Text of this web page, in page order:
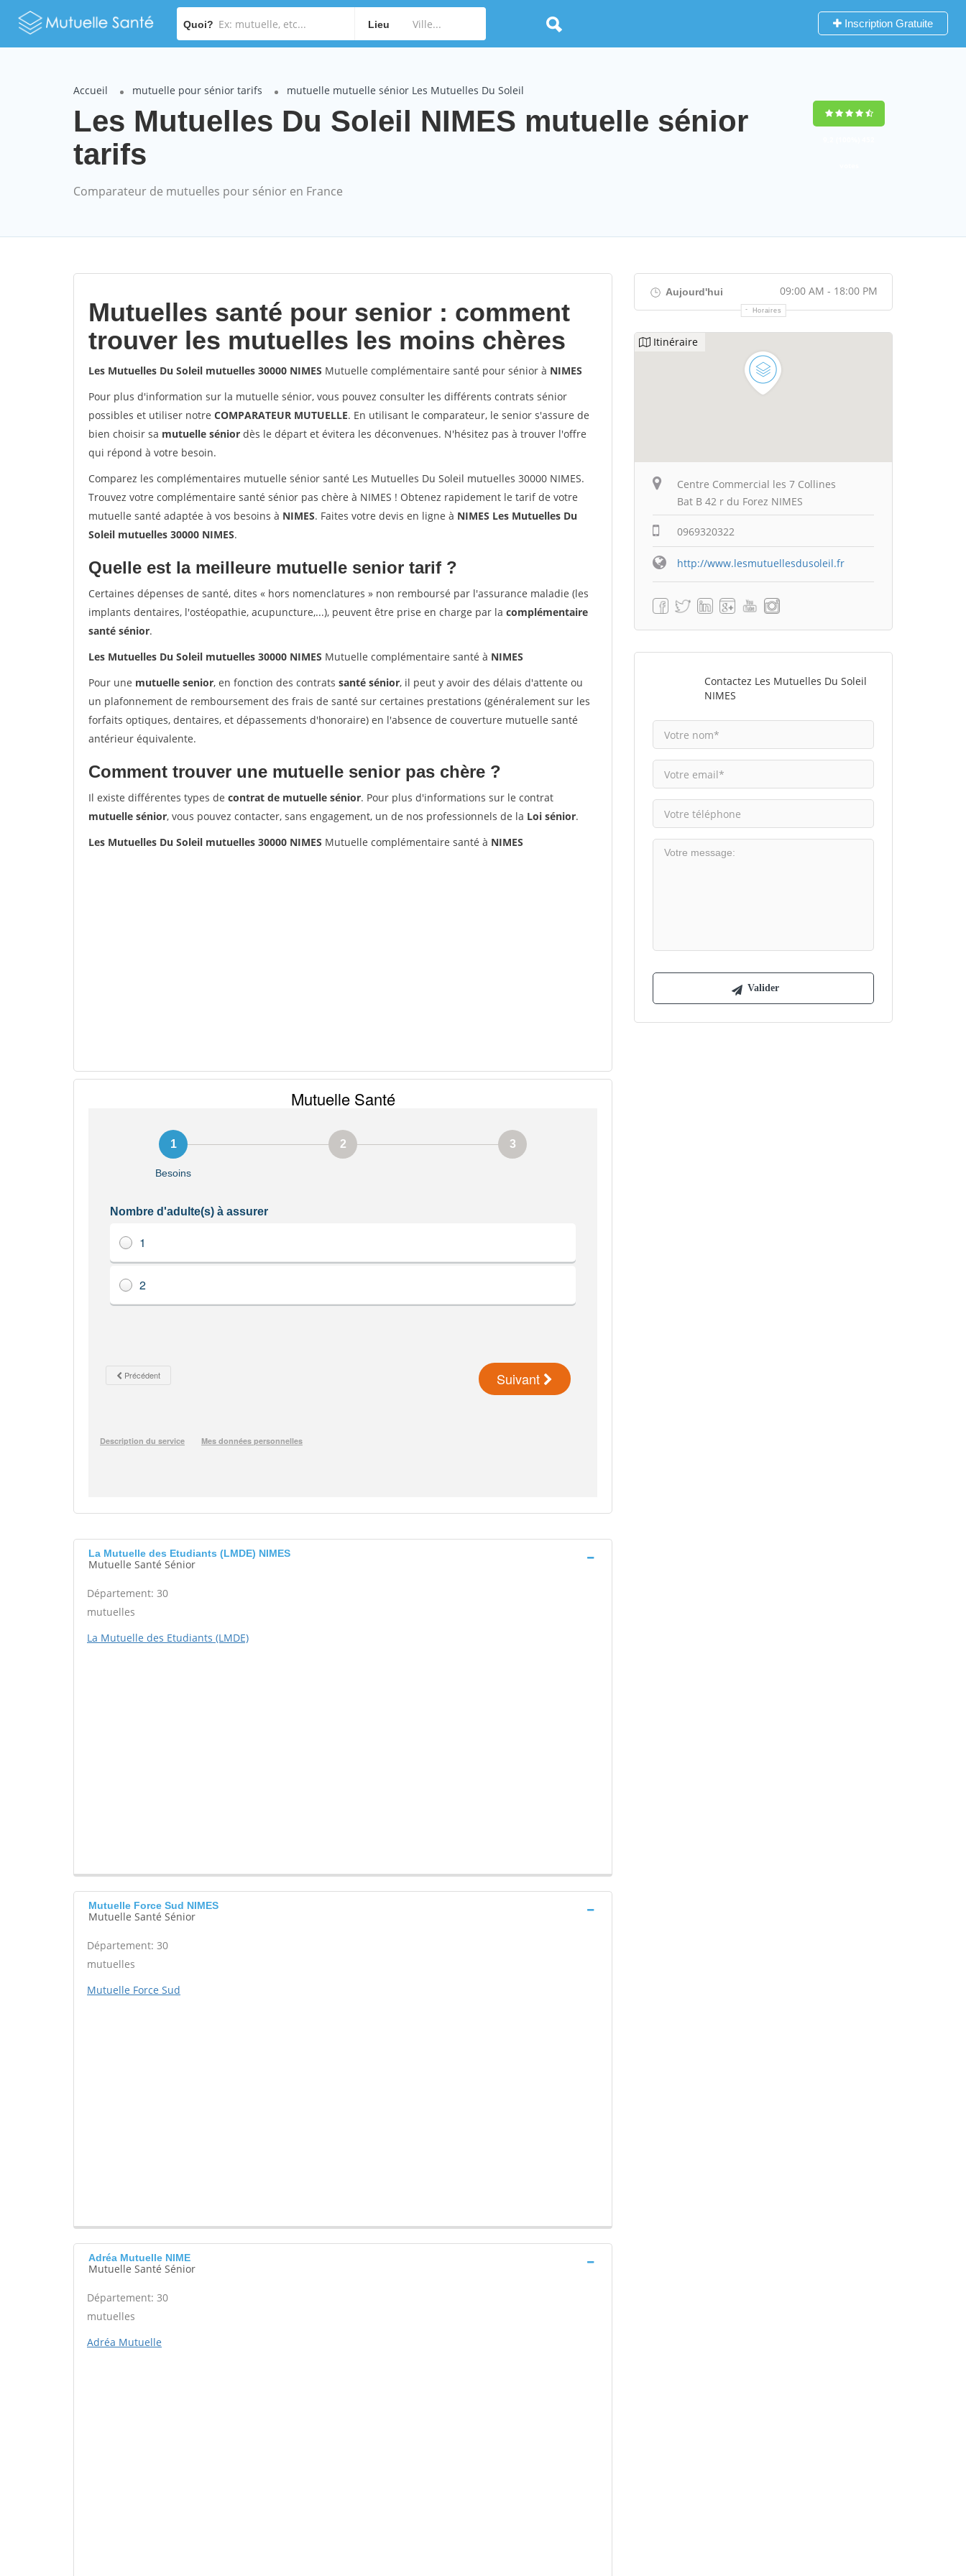
Quoi? Lieu Inscription Gratuite
Accueil mutuelle pour sénior tarifs mutuelle mutuelle sénior Les Mutuelles Du Soleil
Les Mutuelles Du Soleil NIMES mutuelle sénior
tarifs
Comparateur de mutuelles pour sénior en France
Mutuelles santé pour senior : comment
trouver les mutuelles les moins chères
Les Mutuelles Du Soleil mutuelles 30000 NIMES Mutuelle complémentaire santé pour sénior à NIMES
Pour plus d'information sur la mutuelle sénior, vous pouvez consulter les différents contrats sénior
possibles et utiliser notre COMPARATEUR MUTUELLE. En utilisant le comparateur, le senior s'assure de
bien choisir sa mutuelle sénior dès le départ et évitera les déconvenues. N'hésitez pas à trouver l'offre
qui répond à votre besoin.
Comparez les complémentaires mutuelle sénior santé Les Mutuelles Du Soleil mutuelles 30000 NIMES.
Trouvez votre complémentaire santé sénior pas chère à NIMES ! Obtenez rapidement le tarif de votre
mutuelle santé adaptée à vos besoins à NIMES. Faites votre devis en ligne à NIMES Les Mutuelles Du
Soleil mutuelles 30000 NIMES.
Quelle est la meilleure mutuelle senior tarif ?
Certaines dépenses de santé, dites « hors nomenclatures » non remboursé par l'assurance maladie (les
implants dentaires, l'ostéopathie, acupuncture,...), peuvent être prise en charge par la complémentaire
santé sénior.
Les Mutuelles Du Soleil mutuelles 30000 NIMES Mutuelle complémentaire santé à NIMES
Pour une mutuelle senior, en fonction des contrats santé sénior, il peut y avoir des délais d'attente ou
un plafonnement de remboursement des frais de santé sur certaines prestations (généralement sur les
forfaits optiques, dentaires, et dépassements d'honoraire) en l'absence de couverture mutuelle santé
antérieur équivalente.
Comment trouver une mutuelle senior pas chère ?
Il existe différentes types de contrat de mutuelle sénior. Pour plus d'informations sur le contrat
mutuelle sénior, vous pouvez contacter, sans engagement, un de nos professionnels de la Loi sénior.
Les Mutuelles Du Soleil mutuelles 30000 NIMES Mutuelle complémentaire santé à NIMES
La Mutuelle des Etudiants (LMDE) NIMES
Mutuelle Santé Sénior
Département: 30
mutuelles
La Mutuelle des Etudiants (LMDE)
Mutuelle Force Sud NIMES
Mutuelle Santé Sénior
Département: 30
mutuelles
Mutuelle Force Sud
Adréa Mutuelle NIME
Mutuelle Santé Sénior
Département: 30
mutuelles
Adréa Mutuelle
Aujourd'hui 09:00 AM - 18:00 PM
Horaires
Itinéraire
Centre Commercial les 7 Collines
Bat B 42 r du Forez NIMES
0969320322
http://www.lesmutuellesdusoleil.fr
Contactez Les Mutuelles Du Soleil
NIMES